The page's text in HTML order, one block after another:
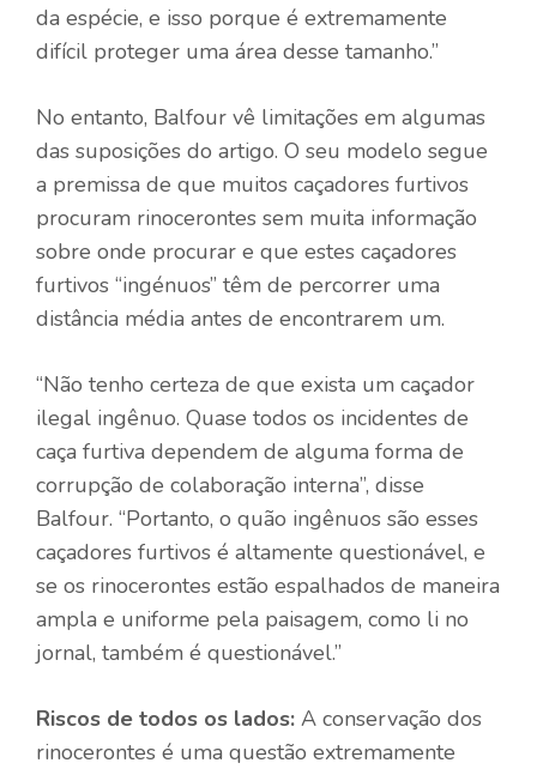
da espécie, e isso porque é extremamente
difícil proteger uma área desse tamanho.”
No entanto, Balfour vê limitações em algumas
das suposições do artigo. O seu modelo segue
a premissa de que muitos caçadores furtivos
procuram rinocerontes sem muita informação
sobre onde procurar e que estes caçadores
furtivos “ingénuos” têm de percorrer uma
distância média antes de encontrarem um.
“Não tenho certeza de que exista um caçador
ilegal ingênuo. Quase todos os incidentes de
caça furtiva dependem de alguma forma de
corrupção de colaboração interna”, disse
Balfour. “Portanto, o quão ingênuos são esses
caçadores furtivos é altamente questionável, e
se os rinocerontes estão espalhados de maneira
ampla e uniforme pela paisagem, como li no
jornal, também é questionável.”
Riscos de todos os lados: A conservação dos
rinocerontes é uma questão extremamente